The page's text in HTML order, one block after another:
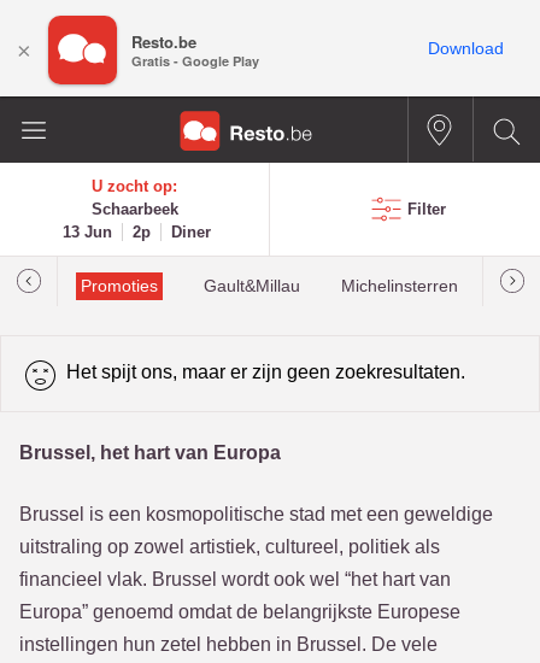
U zocht op:
Schaarbeek
13 Jun
2p Diner
Filter
Promoties Gault&Millau Michelinsterren
Het spijt ons, maar er zijn geen zoekresultaten.
Brussel, het hart van Europa
Brussel is een kosmopolitische stad met een geweldige
uitstraling op zowel artistiek, cultureel, politiek als
financieel vlak. Brussel wordt ook wel “het hart van
Europa” genoemd omdat de belangrijkste Europese
instellingen hun zetel hebben in Brussel. De vele
× Resto.be
Gratis - Google Play
Download